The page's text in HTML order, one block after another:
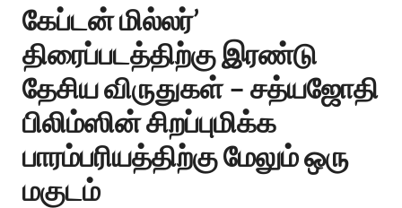
கேப்டன் மில்லர்’
திரைப்படத்திற்கு இரண்டு
தேசிய விருதுகள் – சத்யஜோதி
பிலிம்ஸின் சிறப்புமிக்க
பாரம்பரியத்திற்கு மேலும் ஒரு
மகுடம்